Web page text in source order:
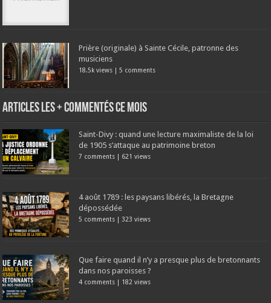
Prière (originale) à Sainte Cécile, patronne des
musiciens
18.5k views |5 comments
Articles les + commentés ce mois
Saint-Divy : quand une lecture maximaliste de la loi
de 1905 s’attaque au patrimoine breton
7 comments | 621 views
4 août 1789 : les paysans libérés, la Bretagne
dépossédée
5 comments | 323 views
Que faire quand il n’y a presque plus de bretonnants
dans nos paroisses ?
4 comments | 182 views